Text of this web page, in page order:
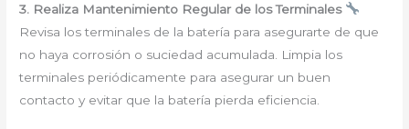
3. Realiza Mantenimiento Regular de los Terminales
Revisa los terminales de la batería para asegurarte de que
no haya corrosión o suciedad acumulada. Limpia los
terminales periódicamente para asegurar un buen
contacto y evitar que la batería pierda eficiencia.